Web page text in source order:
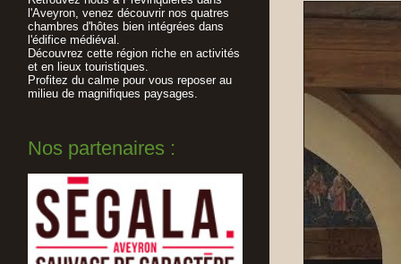
l'Aveyron, venez découvrir nos quatres
chambres d'hôtes bien intégrées dans
l'édifice médiéval.
Découvrez cette région riche en activités
et en lieux touristiques.
Profitez du calme pour vous reposer au
milieu de magnifiques paysages.
Nos partenaires :